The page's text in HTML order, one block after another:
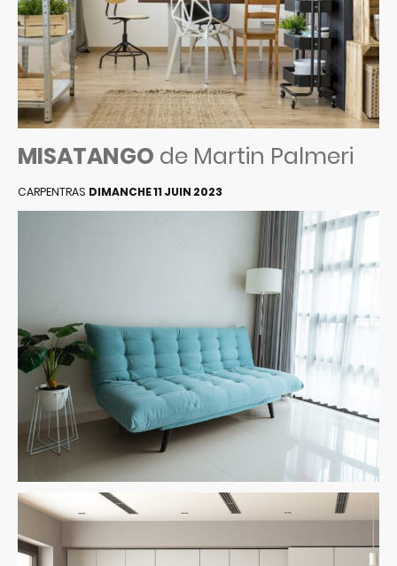
MISATANGO de Martin Palmeri
CARPENTRAS DIMANCHE 11 JUIN 2023